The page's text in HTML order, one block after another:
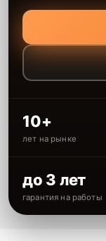
10+
лет на рынке
до 3 лет
гарантия на работы